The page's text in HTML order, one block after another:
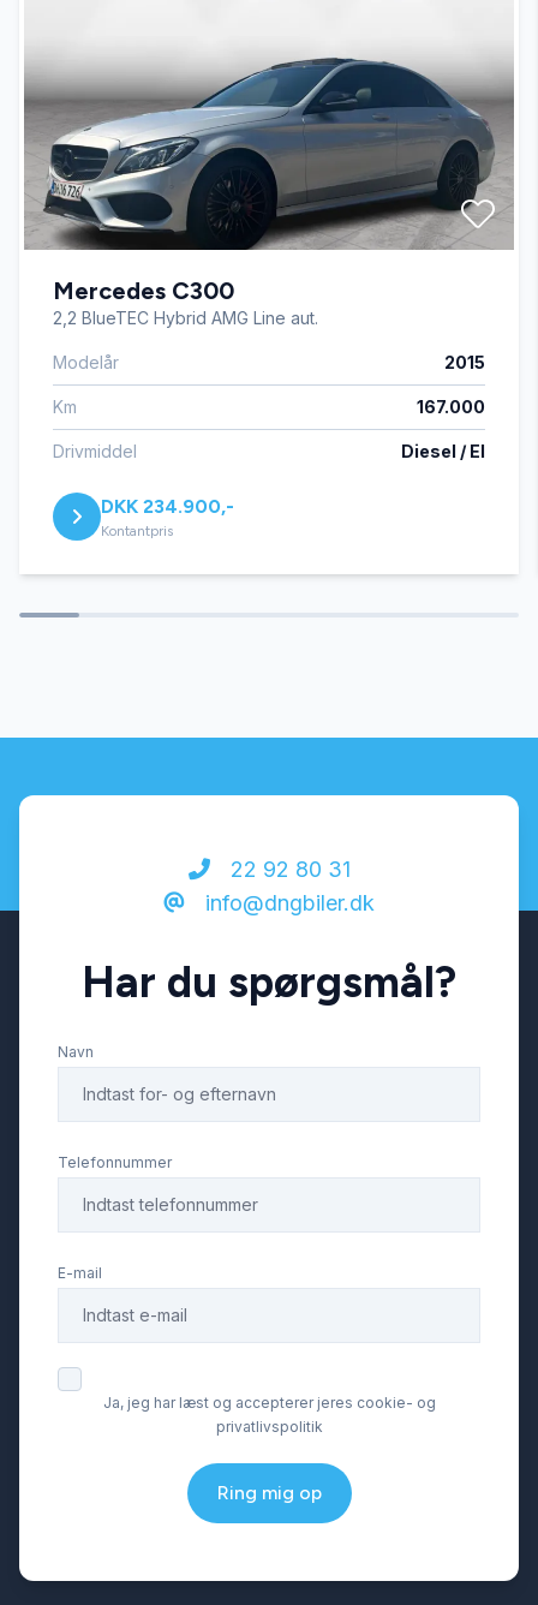
Mercedes C300
2,2 BlueTEC Hybrid AMG Line aut.
Modelår 2015
Km 167.000
Drivmiddel Diesel / El
DKK 234.900,-
Kontantpris
22 92 80 31
info@dngbiler.dk
Har du spørgsmål?
Navn
Telefonnummer
E-mail
Ja, jeg har læst og accepterer jeres cookie- og
privatlivspolitik
Ring mig op